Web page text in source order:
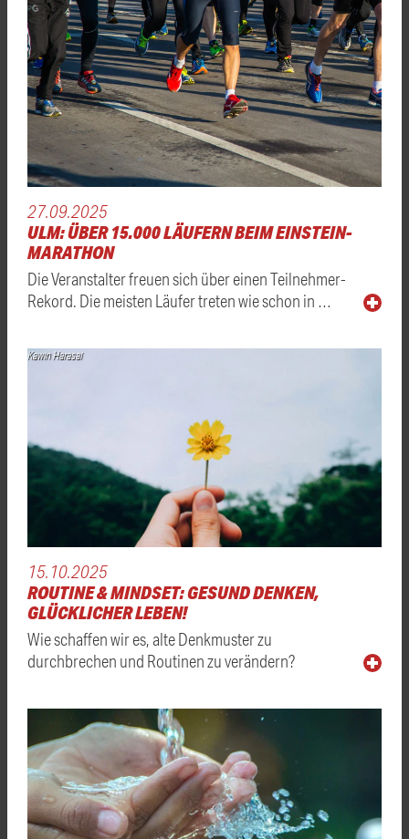
27.09.2025
ULM: ÜBER 15.000 LÄUFERN BEIM EINSTEIN-
MARATHON
Die Veranstalter freuen sich über einen Teilnehmer-
Rekord. Die meisten Läufer treten wie schon in …
Kawin Harasai
15.10.2025
ROUTINE & MINDSET: GESUND DENKEN,
GLÜCKLICHER LEBEN!
Wie schaffen wir es, alte Denkmuster zu
durchbrechen und Routinen zu verändern?